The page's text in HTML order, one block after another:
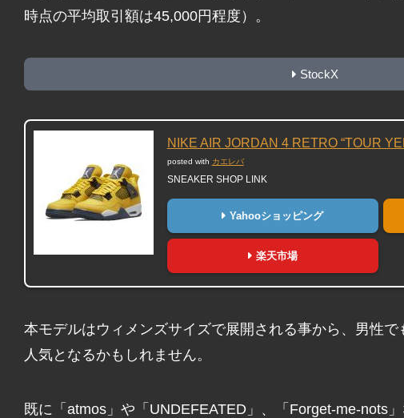
時点の平均取引額は45,000円程度）。
StockX
NIKE AIR JORDAN 4 RETRO “TOUR
posted with カエレバ
SNEAKER SHOP LINK
Yahooショッピング
楽天市場
本モデルはウィメンズサイズで展開される事から、男性
人気となるかもしれません。
既に「atmos」や「UNDEFEATED」、「Forget-me-nots